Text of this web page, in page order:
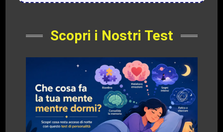
Scopri i Nostri Test